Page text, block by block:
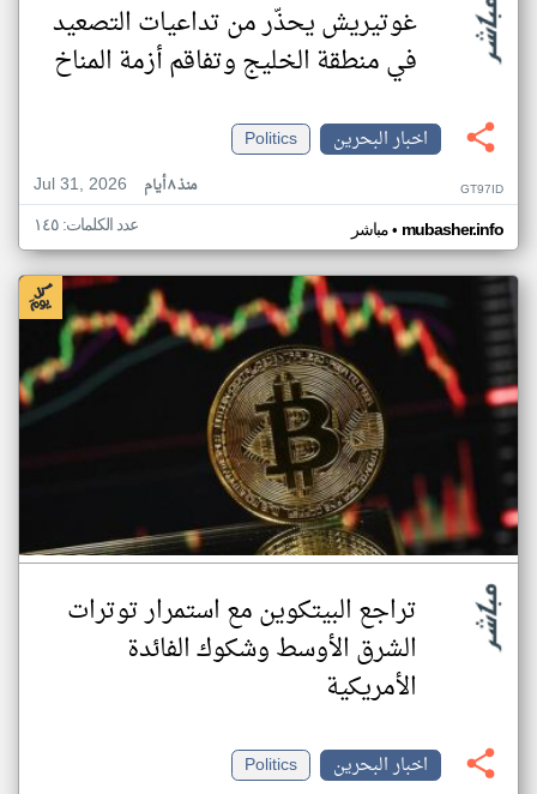
غوتيريش يحذّر من تداعيات التصعيد
في منطقة الخليج وتفاقم أزمة المناخ
اخبار البحرين
Politics
Jul 31, 2026
منذ ٨ أيام GT97ID
مباشر• mubasher.info عدد الكلمات: ١٤٥
تراجع البيتكوين مع استمرار توترات
الشرق الأوسط وشكوك الفائدة
الأمريكية
اخبار البحرين
Politics